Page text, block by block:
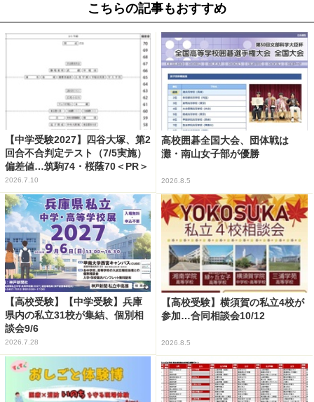
こちらの記事もおすすめ
【中学受験2027】四谷大塚、第2
回合不合判定テスト（7/5実施）
偏差値…筑駒74・桜蔭70＜PR＞
2026.7.10
高校囲碁全国大会、団体戦は
灘・南山女子部が優勝
2026.8.5
【高校受験】【中学受験】兵庫
県内の私立31校が集結、個別相
談会9/6
2026.7.28
【高校受験】横須賀の私立4校が
参加…合同相談会10/12
2026.8.5